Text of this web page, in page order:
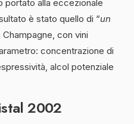
portato alla eccezionale
è stato quello di “un
Champagne, con vini
concentrazione di
alcol potenziale
2002